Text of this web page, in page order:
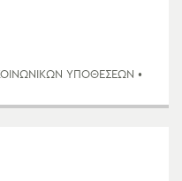
ΥΠΟΘΈΣΕΩΝ •